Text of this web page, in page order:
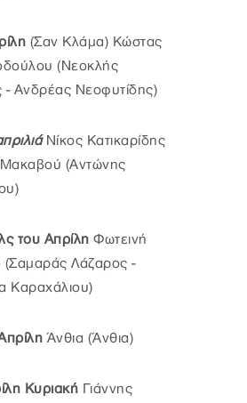
(Σαν Κλάμα) Κώστας
(Νεοκλής
- Ανδρέας Νεοφυτίδης)
Νίκος Κατικαρίδης
Μακαβού (Αντώνης
του Απρίλη Φωτεινή
(Σαμαράς Λάζαρος -
Καραχάλιου)
Άνθια (Άνθια)
Κυριακή Γιάννης